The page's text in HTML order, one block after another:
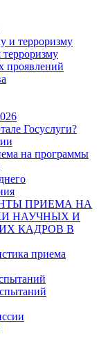
и терроризму
проявлений
Госуслуги?
на программы
ПРИЕМА НА
НАУЧНЫХ И
КАДРОВ В
приема